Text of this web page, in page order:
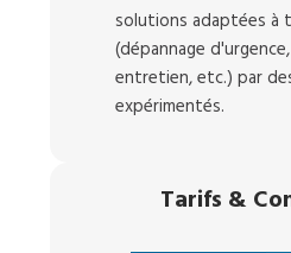
solutions adaptées
(dépannage
entretien, etc.) par
expérimentés.
Tarifs &